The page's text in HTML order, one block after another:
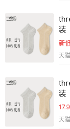
装
新
天
装
天